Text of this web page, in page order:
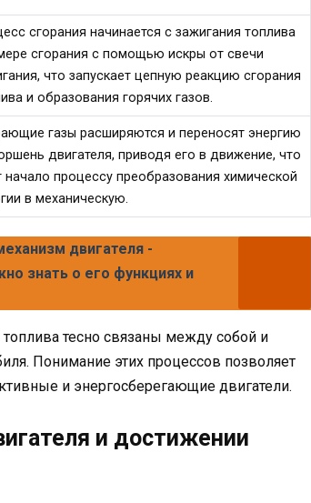
сгорания начинается с зажигания топлива
сгорания с помощью искры от свечи
что запускает цепную реакцию сгорания
и образования горячих газов.
газы расширяются и переносят энергию
двигателя, приводя его в движение, что
начало процессу преобразования химической
в механическую.
двигателя -
знать о его функциях и
тесно связаны между собой и
Понимание этих процессов позволяет
и энергосберегающие двигатели.
и достижении